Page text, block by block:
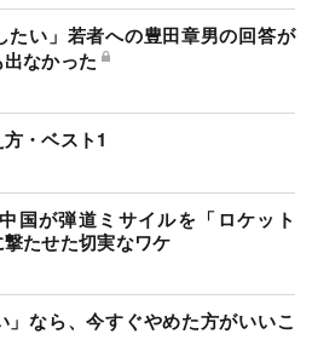
たい」若者への豊田章男の回答が
なかった
・ベスト1
国が弾道ミサイルを「ロケット
たせた切実なワケ
」なら、今すぐやめた方がいいこ